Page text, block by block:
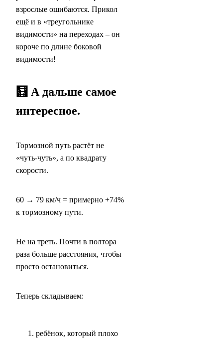
взрослые ошибаются. Прикол
ещё и в «треугольнике
видимости» на переходах – он
короче по длине боковой
видимости!
🧮 А дальше самое
интересное.
Тормозной путь растёт не
«чуть-чуть», а по квадрату
скорости.
60 → 79 км/ч = примерно +74%
к тормозному пути.
Не на треть. Почти в полтора
раза больше расстояния, чтобы
просто остановиться.
Теперь складываем:
ребёнок, который плохо